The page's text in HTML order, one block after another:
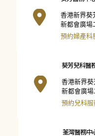
香港新界葵
新都會廣
預約婦產科
葵芳兒科醫
香港新界
新都會廣
預約兒科服
荃灣醫務中